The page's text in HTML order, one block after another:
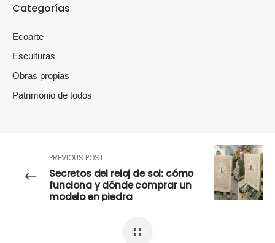
Categorías
Ecoarte
Esculturas
Obras propias
Patrimonio de todos
PREVIOUS POST
Secretos del reloj de sol: cómo
funciona y dónde comprar un
modelo en piedra